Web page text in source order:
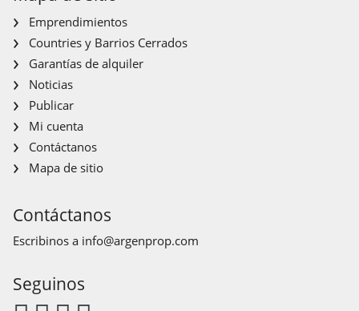
Emprendimientos
Countries y Barrios Cerrados
Garantías de alquiler
Noticias
Publicar
Mi cuenta
Contáctanos
Mapa de sitio
Contáctanos
Escribinos a info@argenprop.com
Seguinos